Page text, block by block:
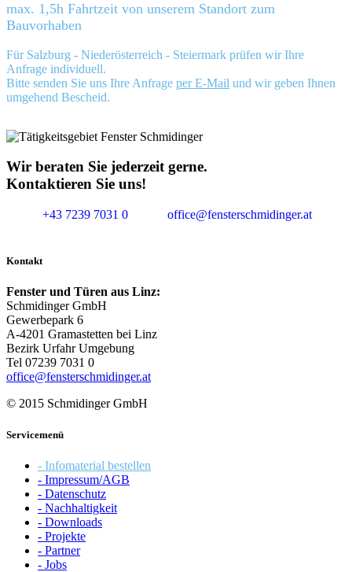
max. 1,5h Fahrtzeit von unserem Standort zum
Bauvorhaben
Für Salzburg - Niederösterreich - Steiermark prüfen wir Ihre
Anfrage individuell.
Bitte senden Sie uns Ihre Anfrage per E-Mail und wir geben Ihnen
umgehend Bescheid.
Wir beraten Sie jederzeit gerne.
Kontaktieren Sie uns!
+43 7239 7031 0 office@fensterschmidinger.at
Kontakt
Fenster und Türen aus Linz:
Schmidinger GmbH
Gewerbepark 6
A-4201 Gramastetten bei Linz
Bezirk Urfahr Umgebung
Tel 07239 7031 0
office@fensterschmidinger.at
© 2015 Schmidinger GmbH
Servicemenü
- Infomaterial bestellen
- Impressum/AGB
- Datenschutz
- Nachhaltigkeit
- Downloads
- Projekte
- Partner
- Jobs